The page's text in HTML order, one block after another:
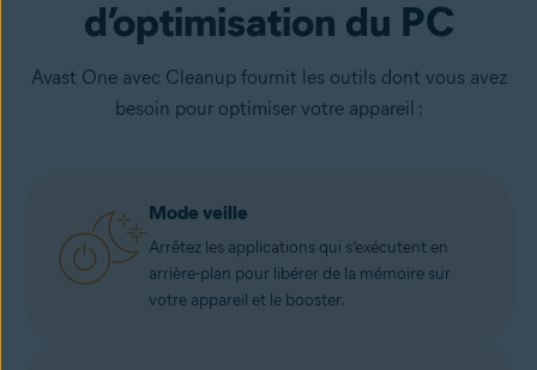
d’optimisation du PC
Avast One avec Cleanup fournit les outils dont vous avez
besoin pour optimiser votre appareil :
Mode veille
Arrêtez les applications qui s’exécutent en
arrière-plan pour libérer de la mémoire sur
votre appareil et le booster.